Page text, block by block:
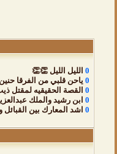
0 الليل الليل 👏👏
0 ياحن قلبي من الفرقا
0 القصة الحقيقيه لمقتل
0 ابن رشيد والملك
0 اشد المعارك بين القبائل